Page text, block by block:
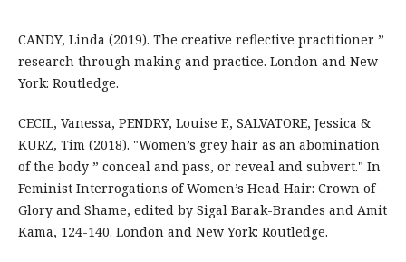
CANDY, Linda (2019). The creative reflective practitioner ”
research through making and practice. London and New
York: Routledge.
CECIL, Vanessa, PENDRY, Louise F., SALVATORE, Jessica &
KURZ, Tim (2018). "Women’s grey hair as an abomination
of the body ” conceal and pass, or reveal and subvert." In
Feminist Interrogations of Women’s Head Hair: Crown of
Glory and Shame, edited by Sigal Barak-Brandes and Amit
Kama, 124-140. London and New York: Routledge.